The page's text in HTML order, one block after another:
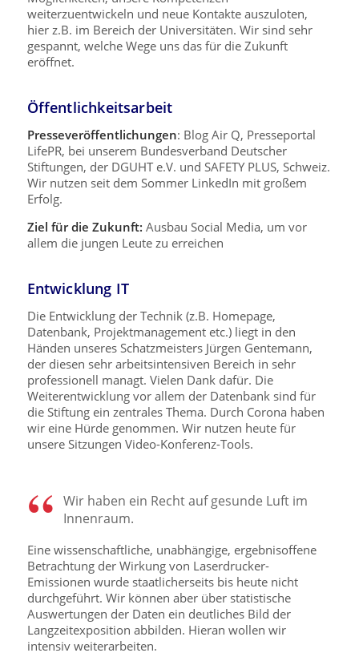
weiterzuentwickeln und neue Kontakte auszuloten,
hier z.B. im Bereich der Universitäten. Wir sind sehr
gespannt, welche Wege uns das für die Zukunft
eröffnet.
Öffentlichkeitsarbeit
Presseveröffentlichungen: Blog Air Q, Presseportal
LifePR, bei unserem Bundesverband Deutscher
Stiftungen, der DGUHT e.V. und SAFETY PLUS, Schweiz.
Wir nutzen seit dem Sommer LinkedIn mit großem
Erfolg.
Ziel für die Zukunft: Ausbau Social Media, um vor
allem die jungen Leute zu erreichen
Entwicklung IT
Die Entwicklung der Technik (z.B. Homepage,
Datenbank, Projektmanagement etc.) liegt in den
Händen unseres Schatzmeisters Jürgen Gentemann,
der diesen sehr arbeitsintensiven Bereich in sehr
professionell managt. Vielen Dank dafür. Die
Weiterentwicklung vor allem der Datenbank sind für
die Stiftung ein zentrales Thema. Durch Corona haben
wir eine Hürde genommen. Wir nutzen heute für
unsere Sitzungen Video-Konferenz-Tools.
Wir haben ein Recht auf gesunde Luft im
Innenraum.
Eine wissenschaftliche, unabhängige, ergebnisoffene
Betrachtung der Wirkung von Laserdrucker-
Emissionen wurde staatlicherseits bis heute nicht
durchgeführt. Wir können aber über statistische
Auswertungen der Daten ein deutliches Bild der
Langzeitexposition abbilden. Hieran wollen wir
intensiv weiterarbeiten.